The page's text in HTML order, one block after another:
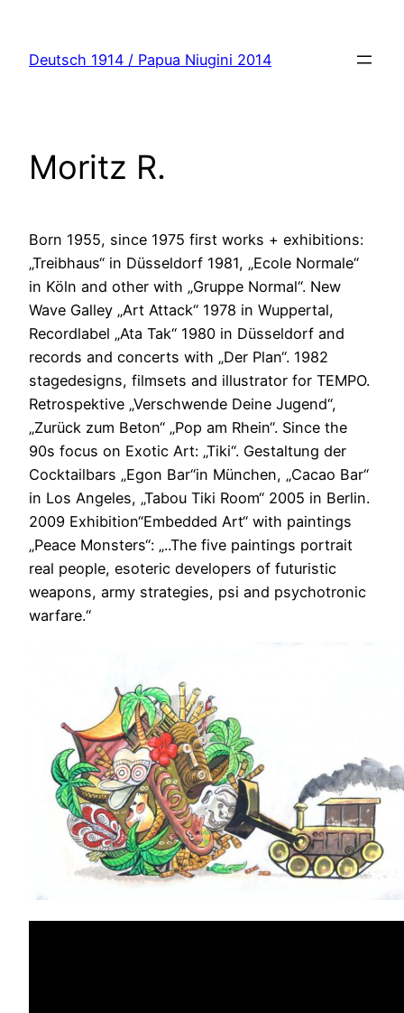
springen
Deutsch 1914 / Papua Niugini 2014
Moritz R.
Born 1955, since 1975 first works + exhibitions:
„Treibhaus“ in Düsseldorf 1981, „Ecole Normale“
in Köln and other with „Gruppe Normal“. New
Wave Galley „Art Attack“ 1978 in Wuppertal,
Recordlabel „Ata Tak“ 1980 in Düsseldorf and
records and concerts with „Der Plan“. 1982
stagedesigns, filmsets and illustrator for TEMPO.
Retrospektive „Verschwende Deine Jugend“,
„Zurück zum Beton“ „Pop am Rhein“. Since the
90s focus on Exotic Art: „Tiki“. Gestaltung der
Cocktailbars „Egon Bar“in München, „Cacao Bar“
in Los Angeles, „Tabou Tiki Room“ 2005 in Berlin.
2009 Exhibition“Embedded Art“ with paintings
„Peace Monsters“: „..The five paintings portrait
real people, esoteric developers of futuristic
weapons, army strategies, psi and psychotronic
warfare.“